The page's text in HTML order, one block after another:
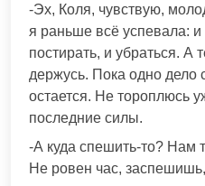
-Эх, Коля, чувствую,
я раньше всё успевала:
постирать, и убраться. А
держусь. Пока одно дело
остается. Не тороплюсь
последние силы.
-А куда спешить-то? Нам
Не ровен час,